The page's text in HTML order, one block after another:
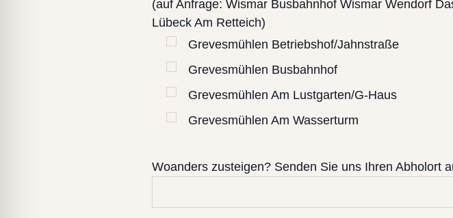
(auf Anfrage: Wismar Busbahnhof Wismar Wendorf
Lübeck Am Retteich)
Grevesmühlen Betriebshof/Jahnstraße
Grevesmühlen Busbahnhof
Grevesmühlen Am Lustgarten/G-Haus
Grevesmühlen Am Wasserturm
Woanders zusteigen? Senden Sie uns Ihren Abholort